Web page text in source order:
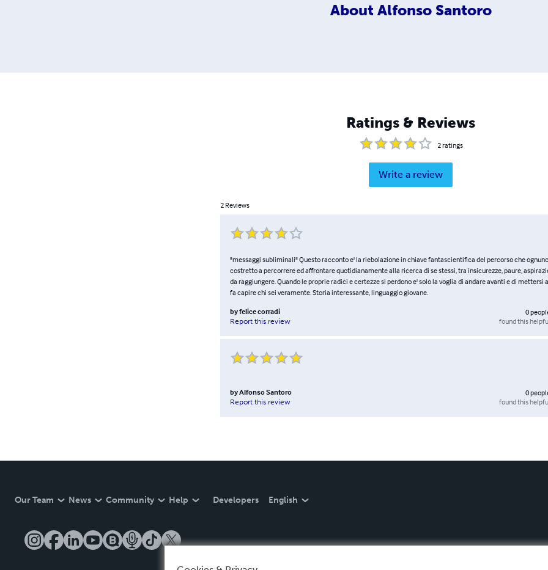
About Alfonso Santoro
Ratings & Reviews
2ratings
Write a review
2 Reviews
"messaggi subliminali" Questo racconto e' la riebolazione in chiave fantascientifica del percorso che
costretto a percorrere ed affrontare quotidianamente alla ricerca di se stessi, tra insicurezze, paure,
da raggiungere. Quando le proprie radici e certezze si perdono e' solo la voglia di andare avanti e di mettersi
fa capire chi sei veramente. Storia interessante, linguaggio giovane.
byfelice corradi
Report this review
0
found this
byAlfonso Santoro
Report this review
0
found this
Our Team News Community Help Developers English